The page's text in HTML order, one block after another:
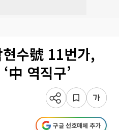
수號 11번가,
中 역직구’
구글 선호매체 추가